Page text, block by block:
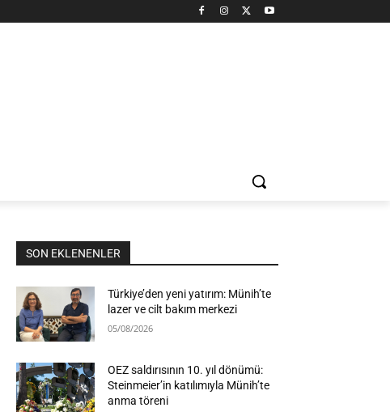
SON EKLENENLER
Türkiye’den yeni yatırım: Münih’te
lazer ve cilt bakım merkezi
05/08/2026
OEZ saldırısının 10. yıl dönümü:
Steinmeier’in katılımıyla Münih’te
anma töreni